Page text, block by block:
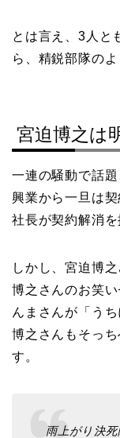
とは言え、3人と
ら、精鋭部隊の
宮迫博之は
一連の騒動で話
興業から一旦は
社長が契約解消を
しかし、宮迫博
博之さんのお笑
んまさんが「う
博之さんもそっ
す。
雨上がり決